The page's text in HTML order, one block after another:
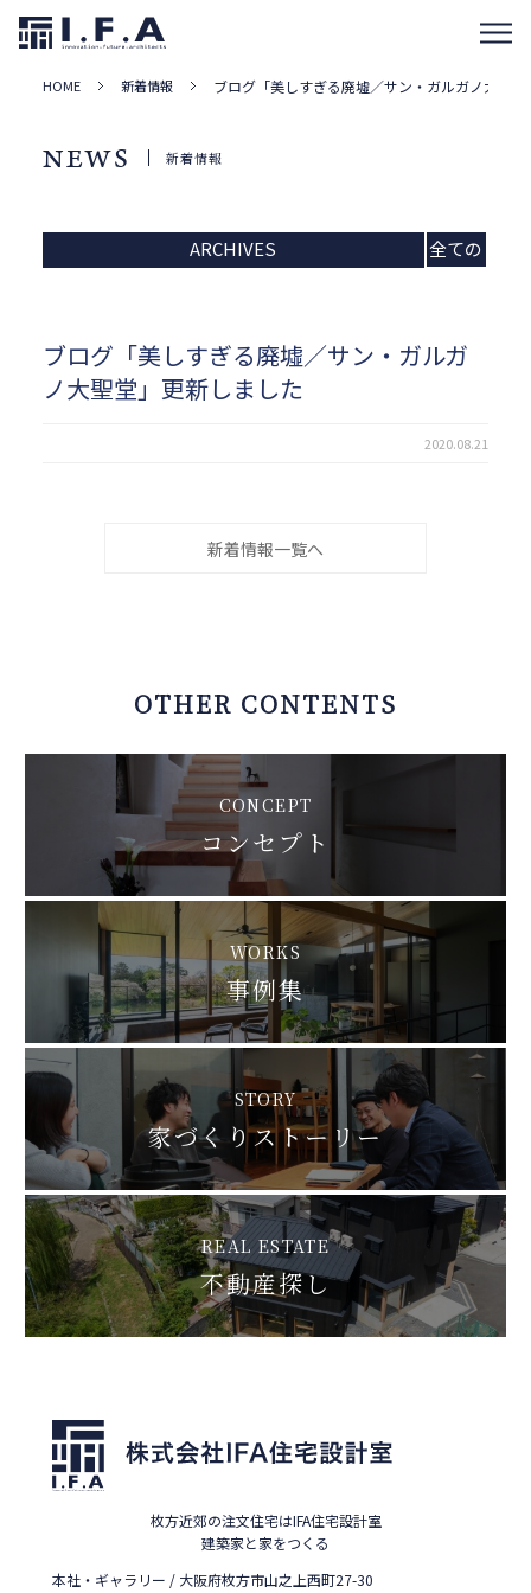
HOME 新着情報 ブログ「美しすぎる廃墟／サン・ガルガノ大聖
NEWS 新着情報
ARCHIVES
全ての
ブログ「美しすぎる廃墟／サン・ガルガ
ノ大聖堂」更新しました
2020.08.21
新着情報一覧へ
OTHER CONTENTS
CONCEPT
コンセプト
WORKS
事例集
STORY
家づくりストーリー
REAL ESTATE
不動産探し
枚方近郊の注文住宅はIFA住宅設計室
建築家と家をつくる
本社・ギャラリー / 大阪府枚方市山之上西町27-30